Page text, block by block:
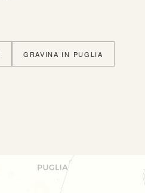
GRAVINA IN PUGLIA